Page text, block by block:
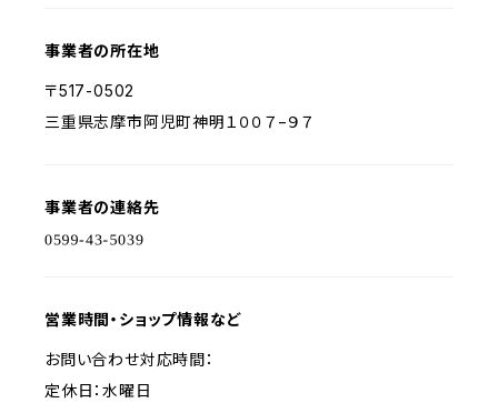
事業者の所在地
〒517-0502
三重県志摩市阿児町神明１００７−９７
事業者の連絡先
営業時間・ショップ情報など
お問い合わせ対応時間：
定休日：水曜日